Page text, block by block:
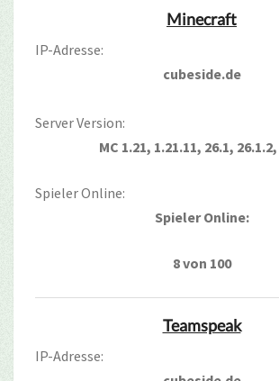
Minecraft
IP-Adresse:
cubeside.de
Server Version:
MC 1.21, 1.21.11, 26.1,
Spieler Online:
Spieler Online:
8 von 100
Teamspeak
IP-Adresse: